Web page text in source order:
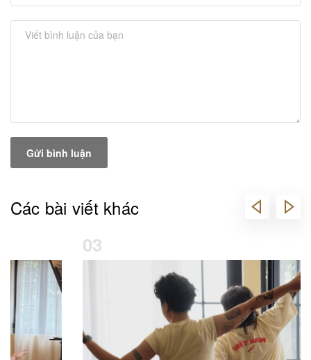
Gửi bình luận
Các bài viết khác